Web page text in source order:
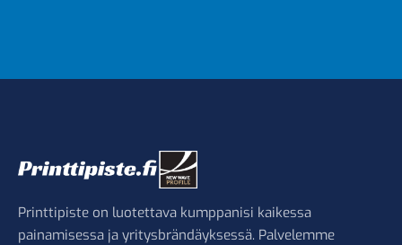
Printtipiste on luotettava kumppanisi kaikessa
painamisessa ja yritysbrändäyksessä. Palvelemme